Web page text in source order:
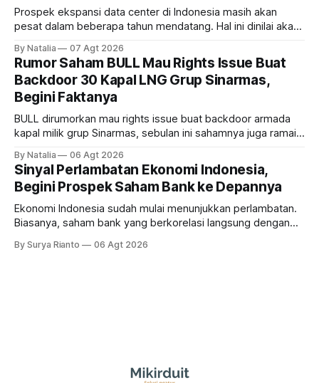
Prospek ekspansi data center di Indonesia masih akan
pesat dalam beberapa tahun mendatang. Hal ini dinilai akan
estate, ada siapa saja mereka?
By Natalia 07 Agt 2026
Rumor Saham BULL Mau Rights Issue Buat
Backdoor 30 Kapal LNG Grup Sinarmas,
Begini Faktanya
BULL dirumorkan mau rights issue buat backdoor armada
kapal milik grup Sinarmas, sebulan ini sahamnya juga ramai
masih menarik dilirik?
By Natalia 06 Agt 2026
Sinyal Perlambatan Ekonomi Indonesia,
Begini Prospek Saham Bank ke Depannya
Ekonomi Indonesia sudah mulai menunjukkan perlambatan.
Biasanya, saham bank yang berkorelasi langsung dengan
bank ke depannya?
By Surya Rianto 06 Agt 2026